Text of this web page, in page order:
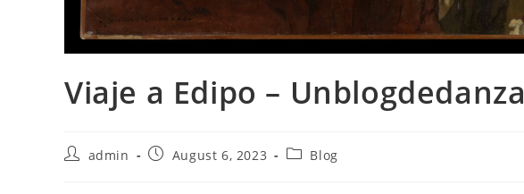
Viaje a Edipo – Unblogdedanza
Postadmin
PostAugust 6, 2023
PostBlog